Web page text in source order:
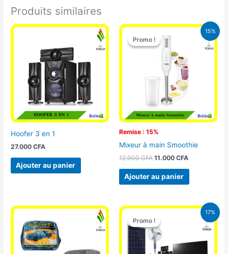
Produits similaires
Hoofer 3 en 1
27.000CFA
Ajouter au panier
15%
Promo !
Remise : 15%
Promo !
Mixeur à main Smoothie
12.900CFA
Le
prix
initial
était :
12.900 CFA.
11.000 CFA
Le
Ajouter au panier
17%
Promo !
Promo !
Le
initial
était :
430.000 CFA.
Le
prix
actuel
355.000